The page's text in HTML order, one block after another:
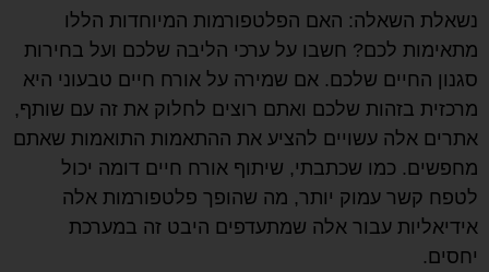
נשאלת השאלה: האם הפלטפורמות המיוחדות הללו
מתאימות לכם? חשבו על ערכי הליבה שלכם ועל בחירות
סגנון החיים שלכם. אם שמירה על אורח חיים טבעוני היא
מרכזית בזהות שלכם ואתם רוצים לחלוק את זה עם שותף,
אתרים אלה עשויים להציע את ההתאמות התואמות שאתם
מחפשים. כמו שכתבתי, שיתוף אורח חיים דומה יכול
לטפח קשר עמוק יותר, מה שהופך פלטפורמות אלה
אידיאליות עבור אלה שמתעדפים היבט זה במערכת
יחסים.